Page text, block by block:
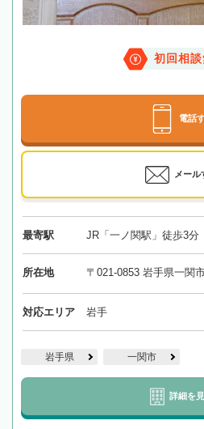
初回相
電話
メール
最寄駅 JR「一ノ関駅」徒歩3分
所在地 〒021-0853 岩手県一関
対応エリア 岩手
岩手県 一関市
詳細を